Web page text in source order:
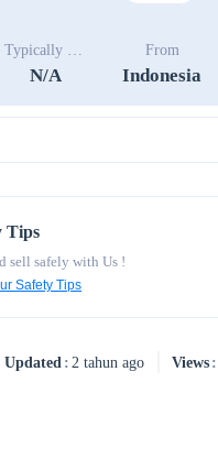
Typically Replies In
N/A
From
Indonesia
Tips
sell safely with Us !
Safety Tips
Updated 2 tahun ago Views